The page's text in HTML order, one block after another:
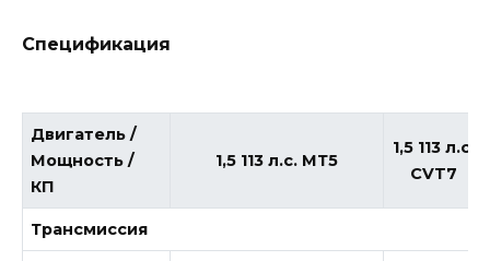
Спецификация
Двигатель /
Мощность /
КП
1,5 113 л.с. МТ5
1,5 113 л.с.
CVT7
Трансмиссия